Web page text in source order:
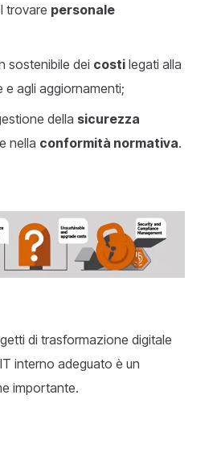
trovare personale
sostenibile dei costi legati alla
e agli aggiornamenti;
della sicurezza
e nella conformità normativa.
di trasformazione digitale
interno adeguato è un
importante.